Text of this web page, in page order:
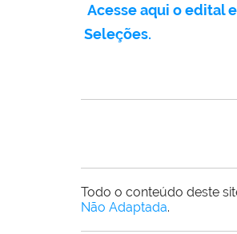
Acesse aqui o edital
Seleções.
Todo o conteúdo deste
Não Adaptada.